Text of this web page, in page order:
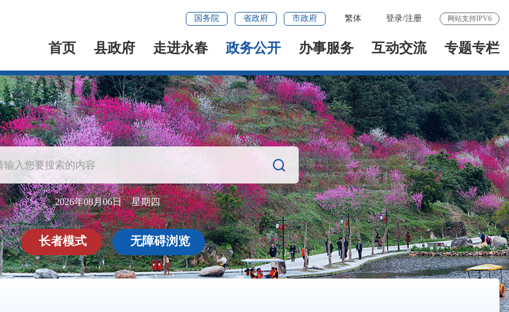
国务院 省政府 市政府 繁体 登录/注册 网站支持IPV6
首页 县政府 走进永春 政务公开 办事服务 互动交流 专题专栏

2026年08月06日 星期四
长者模式 无障碍浏览